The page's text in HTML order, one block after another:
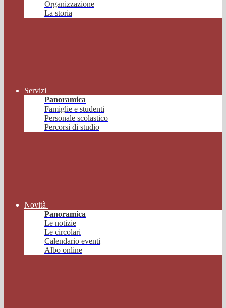
Organizzazione
La storia
Servizi
Panoramica
Famiglie e studenti
Personale scolastico
Percorsi di studio
Novità
Panoramica
Le notizie
Le circolari
Calendario eventi
Albo online